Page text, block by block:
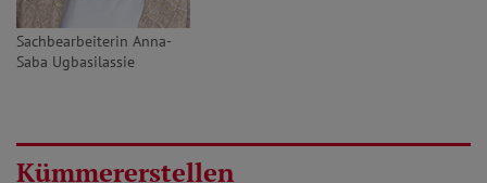
Sachbearbeiterin Anna-
Saba Ugbasilassie
Kümmererstellen